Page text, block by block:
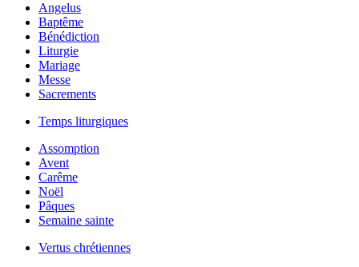
Angelus
Baptême
Bénédiction
Liturgie
Mariage
Messe
Sacrements
Temps liturgiques
Assomption
Avent
Carême
Noël
Pâques
Semaine sainte
Vertus chrétiennes